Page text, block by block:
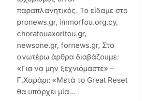
παραπλανητικός. Το είδαμε στο
pronews.gr, immorfou.org.cy,
choratouaxoritou.gr,
newsone.gr, fornews.gr, Στα
ανωτέρω άρθρα διαβάζουμε:
«Για να μην ξεχνιόμαστε» –
Γ.Χαράρι: «Μετά το Great Reset
θα υπάρχει μία…